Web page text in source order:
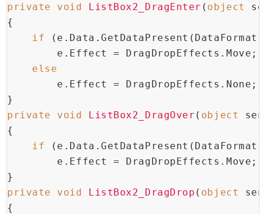
private void ListBox2_DragEnter ( object
{
if
e.Effect = DragDropEffects.Move;
else
e.Effect = DragDropEffects.None;
}
private
void ListBox2_DragOver ( object
{
if
e.Effect = DragDropEffects.Move;
}
private
void ListBox2_DragDrop ( object
{